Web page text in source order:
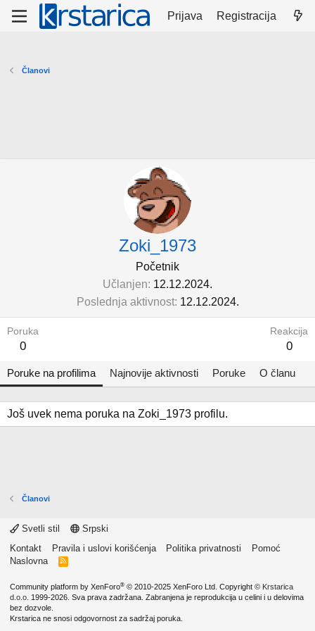
Prijava Registracija
Članovi
Zoki_1973
Početnik
Učlanjen 12.12.2024.
Poslednja aktivnost 12.12.2024.
Poruka
0
Reakcija
0
Poruke na profilima Najnovije aktivnosti Poruke O članu
Još uvek nema poruka na Zoki_1973 profilu.
Članovi
Svetli stil
Srpski
Kontakt
Pravila i uslovi korišćenja Politika privatnosti
Pomoć
Naslovna
R
Community platform by XenForo® © 2010-2025 XenForo Ltd. Copyright © Krstarica
d.o.o. 1999-2026. Sva prava zadržana. Zabranjena je reprodukcija u celini i u delovima
bez dozvole.
Krstarica ne snosi odgovornost za sadržaj poruka.